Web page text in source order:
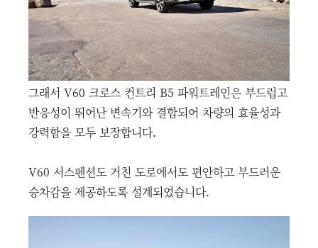
그래서 V60 크로스 컨트리 B5 파워트레인은 부드럽고
반응성이 뛰어난 변속기와 결합되어 차량의 효율성과
강력함을 모두 보장합니다.
V60 서스펜션도 거친 도로에서도 편안하고 부드러운
승차감을 제공하도록 설계되었습니다.